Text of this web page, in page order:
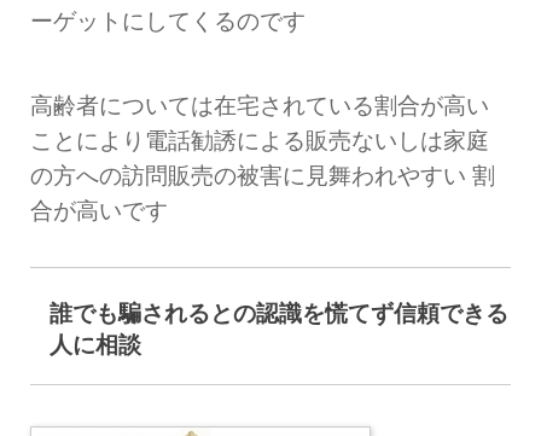
ーゲットにしてくるのです
高齢者については在宅されている割合が高い
ことにより電話勧誘による販売ないしは家庭
の方への訪問販売の被害に見舞われやすい 割
合が高いです
誰でも騙されるとの認識を慌てず信頼できる
人に相談